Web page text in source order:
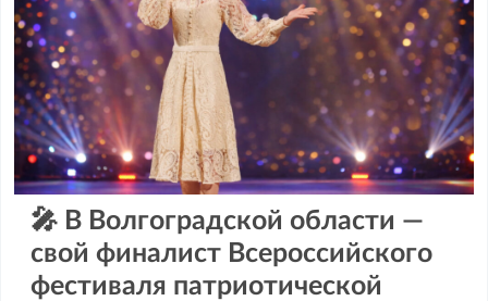
🎤 В Волгоградской области —
свой финалист Всероссийского
фестиваля патриотической